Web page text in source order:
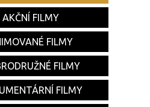
AKČNÍ FILMY
FILMY
FILMY
FILMY